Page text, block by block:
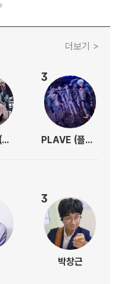
더보기 >
CORTIS (코르티스)
3
PLAVE (플레이브)
3
박창근